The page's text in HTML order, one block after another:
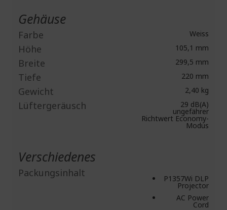
Gehäuse
Farbe Weiss
Höhe 105,1 mm
Breite 299,5 mm
Tiefe 220 mm
Gewicht 2,40 kg
Lüftergeräusch 29 dB(A)
ungefährer
Richtwert Economy-
Modus
Verschiedenes
Packungsinhalt P1357Wi DLP
Projector
AC Power
Cord